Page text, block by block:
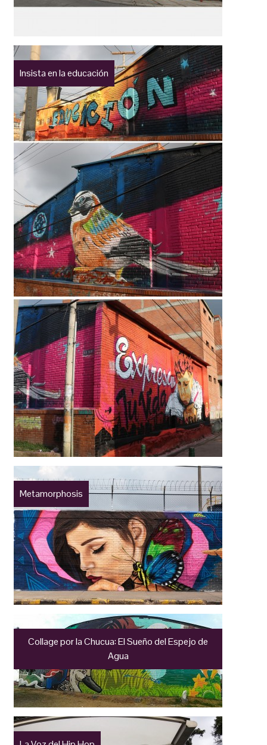
Insista en la educación
Metamorphosis
Collage por la Chucua: El Sueño del Espejo de
Agua